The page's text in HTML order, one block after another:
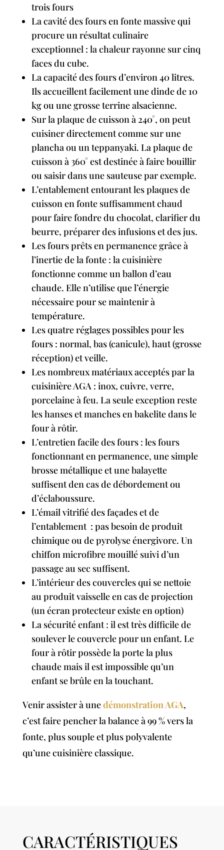
trois fours
La cavité des fours en fonte massive qui
procure un résultat culinaire
exceptionnel : la chaleur rayonne sur cinq
faces du cube.
La capacité des fours d’environ 40 litres.
Ils accueillent facilement une dinde de 10
kg ou une grosse terrine alsacienne.
Sur la plaque de cuisson à 240°, on peut
cuisiner directement comme sur une
plancha ou un teppanyaki. La plaque de
cuisson à 360° est destinée à faire bouillir
ou saisir dans une sauteuse par exemple.
L’entablement entourant les plaques de
cuisson en fonte suffisamment chaud
pour faire fondre du chocolat, clarifier du
beurre, préparer des infusions et des jus.
Les fours prêts en permanence grâce à
l’inertie de la fonte : la cuisinière
fonctionne comme un ballon d’eau
chaude. Elle n’utilise que l’énergie
nécessaire pour se maintenir à
température.
Les quatre réglages possibles pour les
fours : normal, bas (canicule), haut (grosse
réception) et veille.
Les nombreux matériaux acceptés par la
cuisinière AGA : inox, cuivre, verre,
porcelaine à feu. La seule exception reste
les hanses et manches en bakelite dans le
four à rôtir.
L’entretien facile des fours : les fours
fonctionnant en permanence, une simple
brosse métallique et une balayette
suffisent den cas de débordement ou
d’éclaboussure.
L’émail vitrifié des façades et de
l’entablement : pas besoin de produit
chimique ou de pyrolyse énergivore. Un
chiffon microfibre mouillé suivi d’un
passage au sec suffisent.
L’intérieur des couvercles qui se nettoie
au produit vaisselle en cas de projection
(un écran protecteur existe en option)
La sécurité enfant : il est très difficile de
soulever le couvercle pour un enfant. Le
four à rôtir possède la porte la plus
chaude mais il est impossible qu’un
enfant se brûle en la touchant.
Venir assister à unedémonstration AGA,
c’est faire pencher la balance à 99 % vers la
fonte, plus souple et plus polyvalente
qu’une cuisinière classique.
CARACTÉRISTIQUES